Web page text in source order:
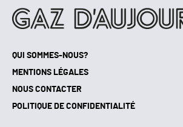
QUI SOMMES-NOUS?
MENTIONS LÉGALES
NOUS CONTACTER
POLITIQUE DE CONFIDENTIALITÉ